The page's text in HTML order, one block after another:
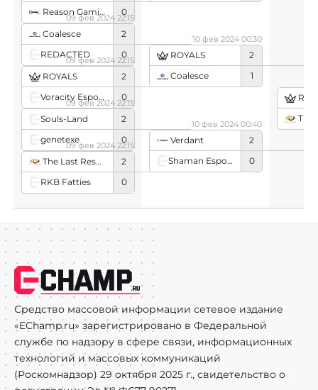
Reason Gaming
0
Coalesce
2
REDACTED
0
09 фев 2024 22:15
ROYALS
2
Voracity Esports
0
09 фев 2024 22:15
Souls-Land
2
genetexe
0
09 фев 2024 22:15
The Last Resort
2
RKB Fatties
0
09 фев 2024 22:15
ROYALS
2
Coalesce
1
10 фев 2024 00:30
Verdant
2
Shaman Esports
0
10 фев 2024 00:40
The
Средство массовой информации сетевое издание
«EChamp.ru» зарегистрировано в Федеральной
службе по надзору в сфере связи, информационных
технологий и массовых коммуникаций
(Роскомнадзор) 29 октября 2025 г., свидетельство о